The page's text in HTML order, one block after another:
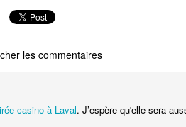
les commentaires
casino à Laval. J’espère qu'elle sera
XLIX